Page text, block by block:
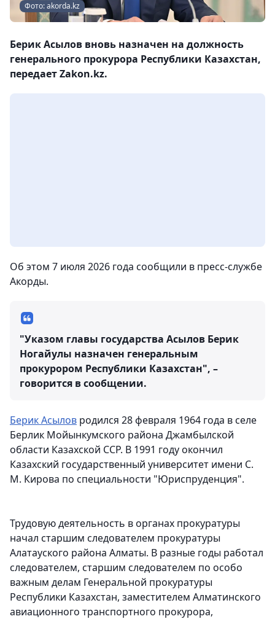
Фото: akorda.kz
Берик Асылов вновь назначен на должность
генерального прокурора Республики Казахстан,
передает Zakon.kz.
Об этом 7 июля 2026 года сообщили в пресс-службе
Акорды.
"Указом главы государства Асылов Берик
Ногайулы назначен генеральным
прокурором Республики Казахстан", –
говорится в сообщении.
Берик Асылов родился 28 февраля 1964 года в селе
Берлик Мойынкумского района Джамбылской
области Казахской ССР. В 1991 году окончил
Казахский государственный университет имени С.
М. Кирова по специальности "Юриспруденция".
Трудовую деятельность в органах прокуратуры
начал старшим следователем прокуратуры
Алатауского района Алматы. В разные годы работал
следователем, старшим следователем по особо
важным делам Генеральной прокуратуры
Республики Казахстан, заместителем Алматинского
авиационного транспортного прокурора,